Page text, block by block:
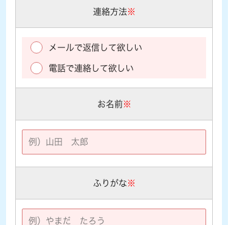
連絡方法※
メールで返信して欲しい
電話で連絡して欲しい
お名前※
ふりがな※